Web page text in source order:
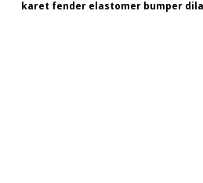
karet fender elastomer bumper